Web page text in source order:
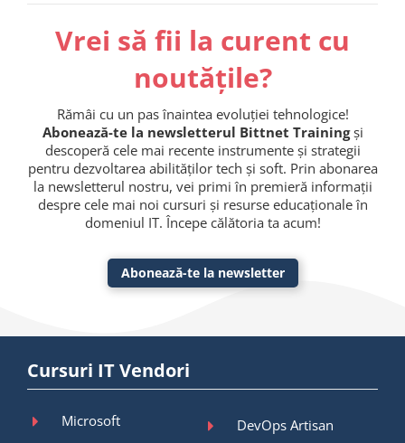
Vrei să fii la curent cu
noutățile?
Rămâi cu un pas înaintea evoluției tehnologice!
Abonează-te la newsletterul Bittnet Trainingși
descoperă cele mai recente instrumente și strategii
pentru dezvoltarea abilităților tech și soft. Prin abonarea
la newsletterul nostru, vei primi în premieră informații
despre cele mai noi cursuri și resurse educaționale în
domeniul IT. Începe călătoria ta acum!
Abonează-te la newsletter
Cursuri IT Vendori
Microsoft
DevOps Artisan